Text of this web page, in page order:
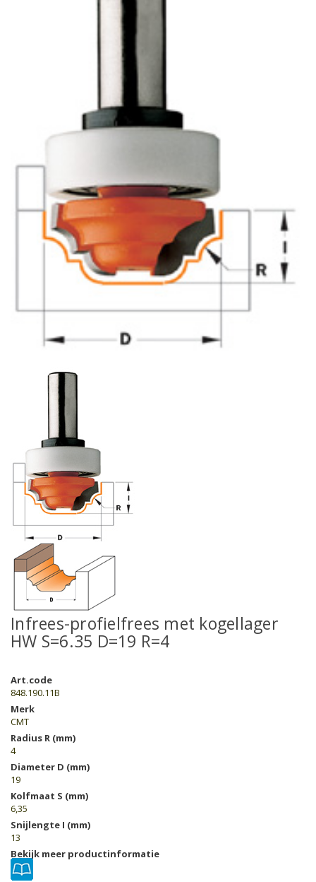
Infrees-profielfrees met kogellager
HW S=6.35 D=19 R=4
Art.code
848.190.11B
Merk
CMT
Radius R (mm)
4
Diameter D (mm)
19
Kolfmaat S (mm)
6,35
Snijlengte I (mm)
13
Bekijk meer productinformatie